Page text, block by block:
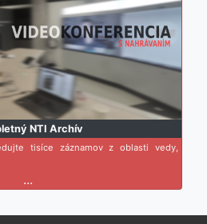
NTI Archív
tisíce záznamov z oblasti vedy,
...